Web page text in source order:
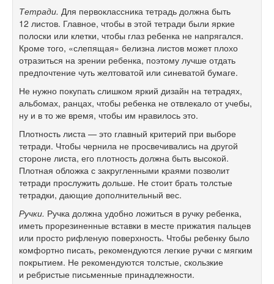
Тетради. Для первоклассника тетрадь должна быть
12 листов. Главное, чтобы в этой тетради были яркие
полоски или клетки, чтобы глаз ребенка не напрягался.
Кроме того, «слепящая» белизна листов может плохо
отразиться на зрении ребенка, поэтому лучше отдать
предпочтение чуть желтоватой или синеватой бумаге.
Не нужно покупать слишком яркий дизайн на тетрадях,
альбомах, ранцах, чтобы ребенка не отвлекало от учебы,
ну и в то же время, чтобы им нравилось это.
Плотность листа — это главный критерий при выборе
тетради. Чтобы чернила не просвечивались на другой
стороне листа, его плотность должна быть высокой.
Плотная обложка с закругленными краями позволит
тетради прослужить дольше. Не стоит брать толстые
тетрадки, дающие дополнительный вес.
Ручки. Ручка должна удобно ложиться в ручку ребенка,
иметь прорезиненные вставки в месте прижатия пальцев
или просто рифленую поверхность. Чтобы ребенку было
комфортно писать, рекомендуются легкие ручки с мягким
покрытием. Не рекомендуются толстые, скользкие
и ребристые письменные принадлежности.